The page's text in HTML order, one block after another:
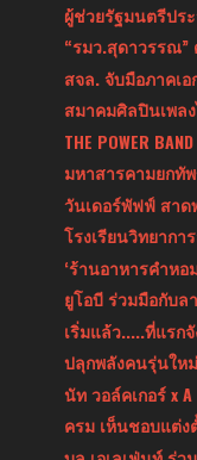
ผู้ช่วยรัฐมนตรีปร
“รมว.สุดาวรรณ
สจล. จับมือภาคเอ
สมาคมศิลปินเพล
THE POWER
มหาสารคามยกทั
วันเดอร์พัฟฟ์ สา
โรงเรียนวิทยาก
‘ร้านอาหารคำห
ยูโอบี ร่วมมือกับล
เริ่มแล้ว.....ที่แรก
ปลุกพลังคนรุ่นให
นัท วอล์คเกอร์ x
ครม เห็นชอบแต่ง